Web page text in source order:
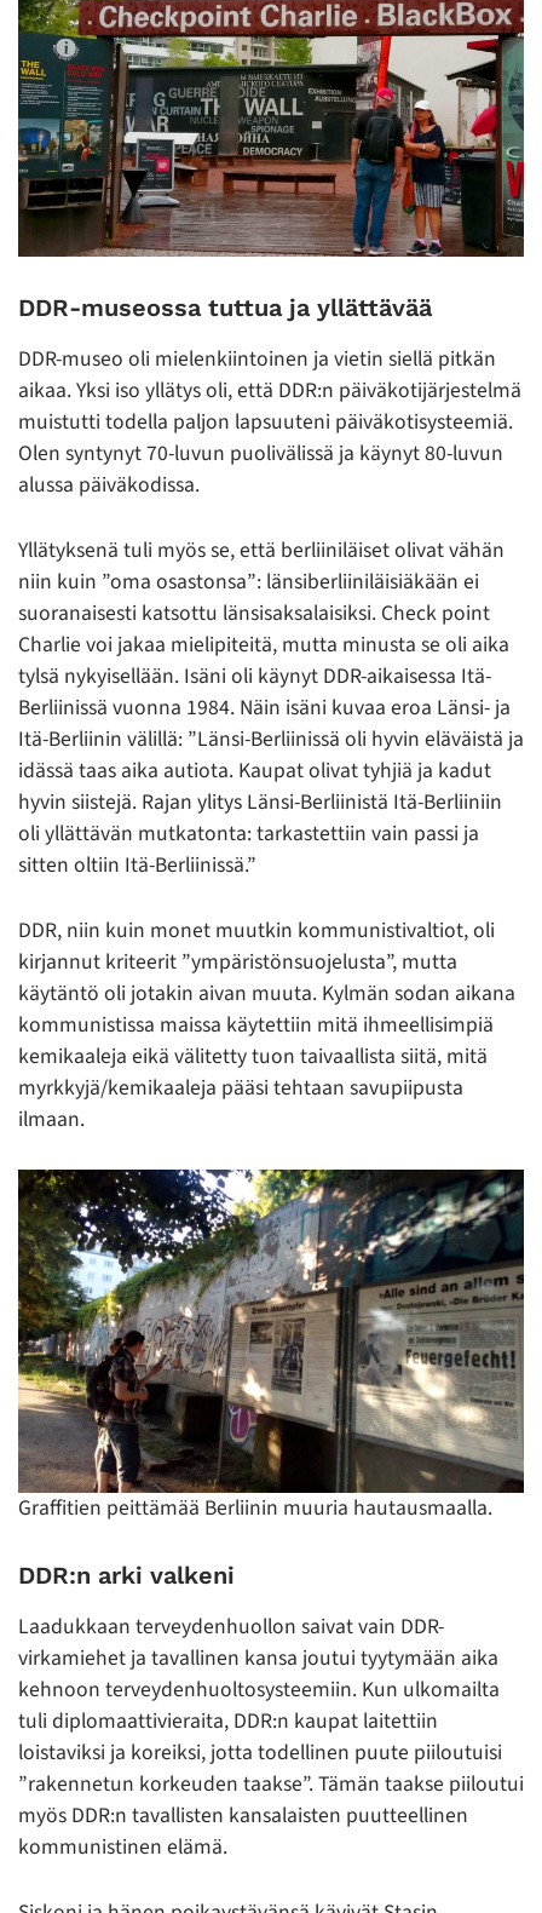
DDR-museossa tuttua ja yllättävää
DDR-museo oli mielenkiintoinen ja vietin siellä pitkän
aikaa. Yksi iso yllätys oli, että DDR:n päiväkotijärjestelmä
muistutti todella paljon lapsuuteni päiväkotisysteemiä.
Olen syntynyt 70-luvun puolivälissä ja käynyt 80-luvun
alussa päiväkodissa.
Yllätyksenä tuli myös se, että berliiniläiset olivat vähän
niin kuin ”oma osastonsa”: länsiberliiniläisiäkään ei
suoranaisesti katsottu länsisaksalaisiksi. Check point
Charlie voi jakaa mielipiteitä, mutta minusta se oli aika
tylsä nykyisellään. Isäni oli käynyt DDR-aikaisessa Itä-
Berliinissä vuonna 1984. Näin isäni kuvaa eroa Länsi- ja
Itä-Berliinin välillä: ”Länsi-Berliinissä oli hyvin eläväistä ja
idässä taas aika autiota. Kaupat olivat tyhjiä ja kadut
hyvin siistejä. Rajan ylitys Länsi-Berliinistä Itä-Berliiniin
oli yllättävän mutkatonta: tarkastettiin vain passi ja
sitten oltiin Itä-Berliinissä.”
DDR, niin kuin monet muutkin kommunistivaltiot, oli
kirjannut kriteerit ”ympäristönsuojelusta”, mutta
käytäntö oli jotakin aivan muuta. Kylmän sodan aikana
kommunistissa maissa käytettiin mitä ihmeellisimpiä
kemikaaleja eikä välitetty tuon taivaallista siitä, mitä
myrkkyjä/kemikaaleja pääsi tehtaan savupiipusta
ilmaan.
Graffitien peittämää Berliinin muuria hautausmaalla.
DDR:n arki valkeni
Laadukkaan terveydenhuollon saivat vain DDR-
virkamiehet ja tavallinen kansa joutui tyytymään aika
kehnoon terveydenhuoltosysteemiin. Kun ulkomailta
tuli diplomaattivieraita, DDR:n kaupat laitettiin
loistaviksi ja koreiksi, jotta todellinen puute piiloutuisi
”rakennetun korkeuden taakse”. Tämän taakse piiloutui
myös DDR:n tavallisten kansalaisten puutteellinen
kommunistinen elämä.